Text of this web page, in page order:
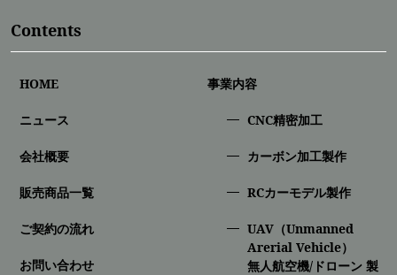
Contents
HOME
ニュース
会社概要
販売商品一覧
ご契約の流れ
お問い合わせ
事業内容
CNC精密加⼯
カーボン加工製作
RCカーモデル製作
UAV（Unmanned
Arerial Vehicle）
無人航空機/ドローン 製